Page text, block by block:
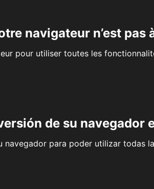
navigateur n’est pas
pour utiliser toutes les
de su navegador
navegador para poder utilizar todas